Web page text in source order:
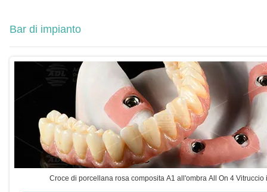
Bar di impianto
Croce di porcellana rosa composita A1 all'ombra All On 4 Vitruccio